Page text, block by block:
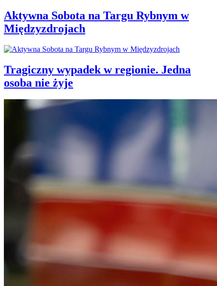
Aktywna Sobota na Targu Rybnym w
Międzyzdrojach
Tragiczny wypadek w regionie. Jedna
osoba nie żyje